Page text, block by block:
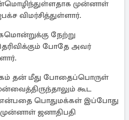
முன்னாள்
விமர்சித்துள்ளார்.
நேற்று
தெரிவிக்கும் போதே அவர்
தன் மீது போதைப்பொருள்
கூட
என்பதை பொதுமக்கள் இப்போது
ஜனாதிபதி